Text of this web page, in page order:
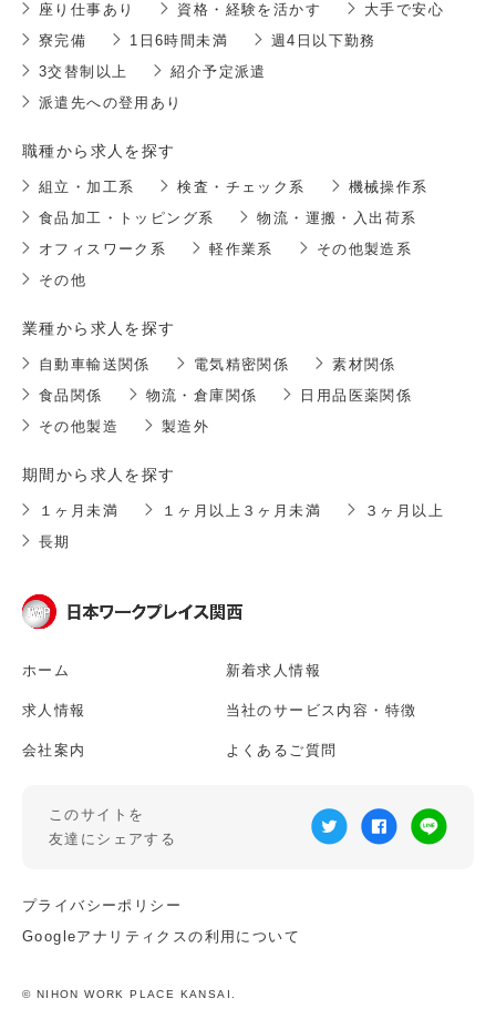
ホーム 新着求人情報
求人情報 当社のサービス内容・特徴
会社案内 よくあるご質問
このサイトを
友達にシェアする
プライバシーポリシー
Googleアナリティクスの利用について
© NIHON WORK PLACE KANSAI.
座り仕事あり
資格・経験を活かす
大手で安心
寮完備
1日6時間未満
週4日以下勤務
3交替制以上
紹介予定派遣
派遣先への登用あり
職種から求人を探す
組立・加工系 検査・チェック系
機械操作系
食品加工・トッピング系
物流・運搬・入出荷系
オフィスワーク系
軽作業系
その他製造系
その他
業種から求人を探す
自動車輸送関係 電気精密関係
素材関係
食品関係
物流・倉庫関係
日用品医薬関係
その他製造
製造外
期間から求人を探す
１ヶ月未満 １ヶ月以上３ヶ月未満
３ヶ月以上
長期